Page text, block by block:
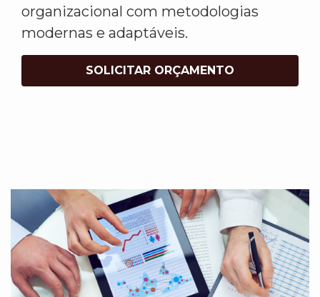
organizacional com metodologias
modernas e adaptáveis.
SOLICITAR ORÇAMENTO